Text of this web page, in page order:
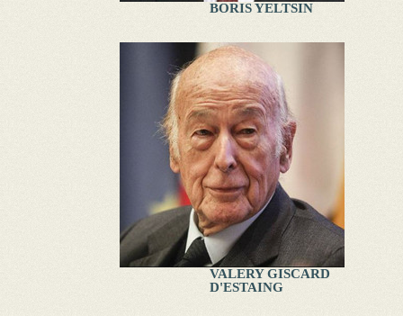
BORIS YELTSIN
VALERY GISCARD
D'ESTAING